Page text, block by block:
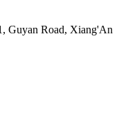
Guyan Road, Xiang'An